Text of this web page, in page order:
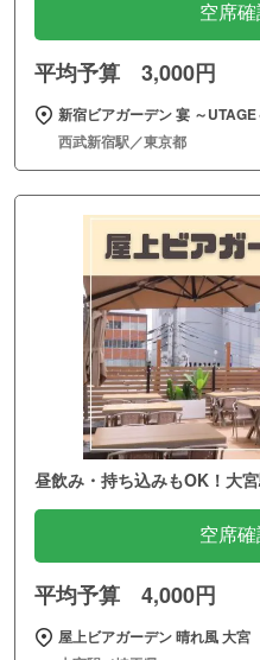
空席
平均予算 3,000円
新宿ビアガーデン 宴 ～
西武新宿駅／東京都
昼飲み・持ち込みもOK！大
空席
平均予算 4,000円
屋上ビアガーデン 晴れ風 大宮